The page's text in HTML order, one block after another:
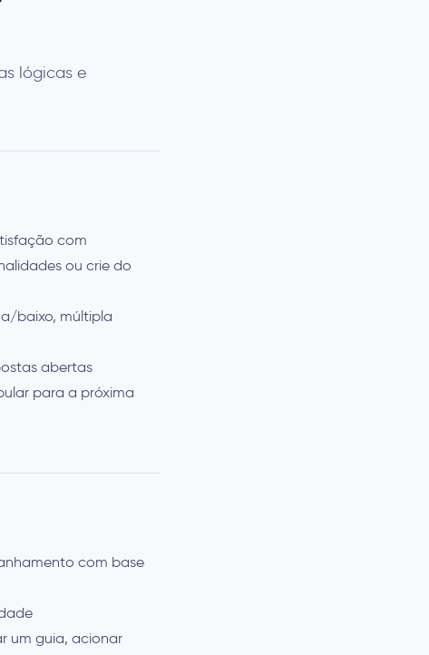
lógicas e
com
ou crie do
baixo, múltipla
abertas
para a próxima
com base
um guia, acionar